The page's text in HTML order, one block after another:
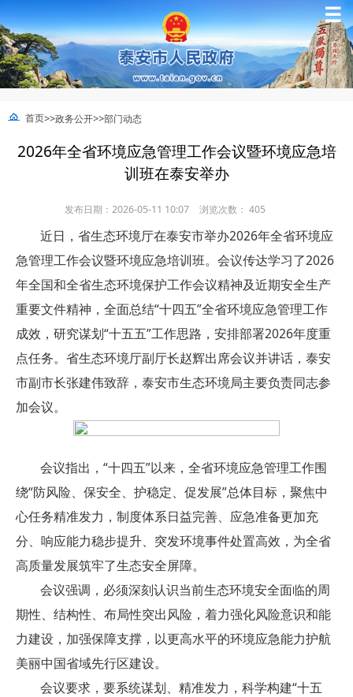
☰
首页>>政务公开>>部门动态
2026年全省环境应急管理工作会议暨环境应急培
训班在泰安举办
发布日期：2026-05-11 10:07 浏览次数： 405
近日，省生态环境厅在泰安市举办2026年全省环境应
急管理工作会议暨环境应急培训班。会议传达学习了2026
年全国和全省生态环境保护工作会议精神及近期安全生产
重要文件精神，全面总结“十四五”全省环境应急管理工作
成效，研究谋划“十五五”工作思路，安排部署2026年度重
点任务。省生态环境厅副厅长赵辉出席会议并讲话，泰安
市副市长张建伟致辞，泰安市生态环境局主要负责同志参
加会议。
会议指出，“十四五”以来，全省环境应急管理工作围
绕“防风险、保安全、护稳定、促发展”总体目标，聚焦中
心任务精准发力，制度体系日益完善、应急准备更加充
分、响应能力稳步提升、突发环境事件处置高效，为全省
高质量发展筑牢了生态安全屏障。
会议强调，必须深刻认识当前生态环境安全面临的周
期性、结构性、布局性突出风险，着力强化风险意识和能
力建设，加强保障支撑，以更高水平的环境应急能力护航
美丽中国省域先行区建设。
会议要求，要系统谋划、精准发力，科学构建“十五